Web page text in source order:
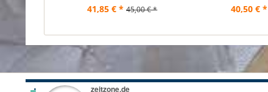
41,85 € * 45,00 € * 40,50 € *